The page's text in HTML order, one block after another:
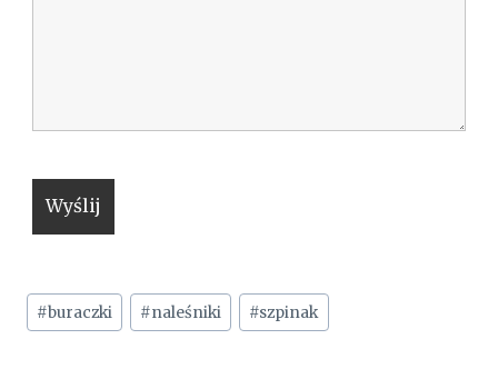
Tagi
wpisu:
#buraczki #naleśniki #szpinak